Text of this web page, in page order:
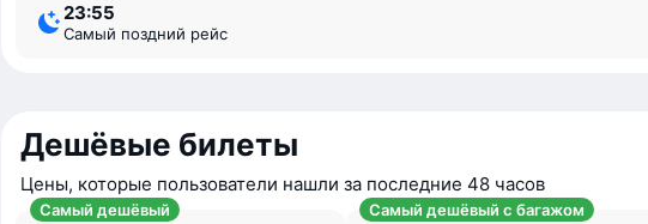
23:55
Самый поздний рейс
Дешёвые билеты
Цены, которые пользователи нашли за последние 48 часов
Самый дешёвый Самый дешёвый с багажом